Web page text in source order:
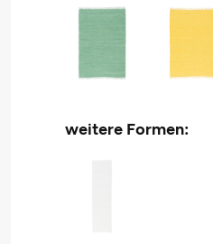
weitere Formen: